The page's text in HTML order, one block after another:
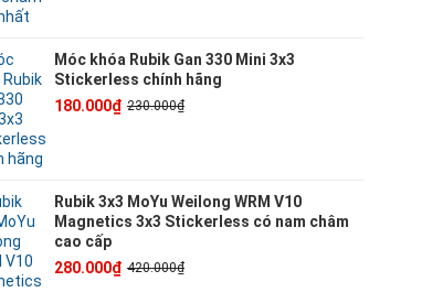
Móc khóa Rubik Gan 330 Mini 3x3
Stickerless chính hãng
180.000₫ 230.000₫
Rubik 3x3 MoYu Weilong WRM V10
Magnetics 3x3 Stickerless có nam châm
cao cấp
280.000₫ 420.000₫